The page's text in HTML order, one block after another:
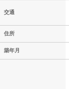
交通
住所
築年月